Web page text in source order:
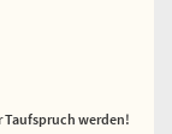
Taufspruch werden!